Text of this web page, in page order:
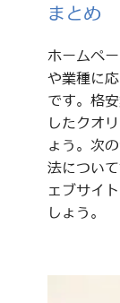
まとめ
ホームペ
や業種に
です。格
したクオ
ょう。次
法につい
ェブサイ
しょう。